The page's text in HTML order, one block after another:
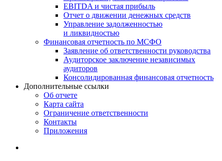
EBITDA и чистая прибыль
Отчет о движении денежных средств
Управление задолженностью
и ликвидностью
Финансовая отчетность по МСФО
Заявление об ответственности руководства
Аудиторское заключение независимых
аудиторов
Консолидированная финансовая отчетность
Дополнительные ссылки
Об отчете
Карта сайта
Ограничение ответственности
Контакты
Приложения